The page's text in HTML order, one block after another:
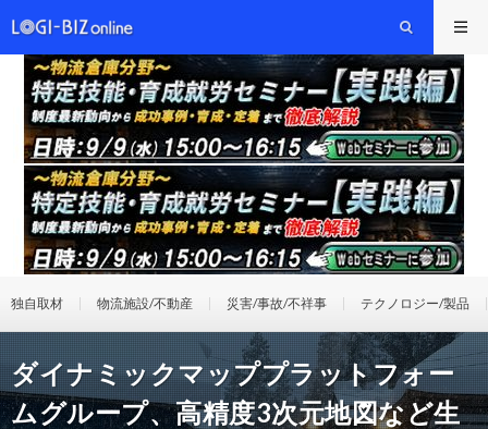
独自取材 物流施設/不動産 災害/事故/不祥事 テクノロジー/製品
ダイナミックマッププラットフォー
ムグループ、高精度3次元地図など生